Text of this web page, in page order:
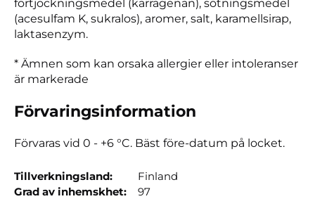
förtjockningsmedel (karragenan), sötningsmedel
(acesulfam K, sukralos), aromer, salt, karamellsirap,
laktasenzym.
* Ämnen som kan orsaka allergier eller intoleranser
är markerade
Förvaring­sin­formation
Förvaras vid 0 - +6 °C. Bäst före-datum på locket.
Tillverkningsland
Finland
Grad av inhemskhet
97